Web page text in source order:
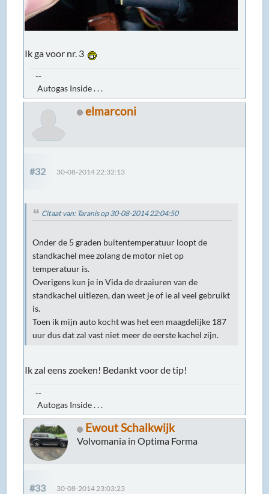
Ik ga voor nr. 3
--
Autogas Inside . . .
elmarconi
#32 30-08-2014 22:32:13
Citaat van: Taranis op 30-08-2014 22:04:50
Onder de 5 graden buitentemperatuur loopt de
standkachel mee zolang de motor niet op
temperatuur is.
Overigens kun je in Vida de draaiuren van de
standkachel uitlezen, dan weet je of ie al veel gebruikt
is.
Toen ik mijn auto kocht was het een maagdelijke 187
uur dus dat zal vast niet meer de eerste kachel zijn.
Ik zal eens zoeken! Bedankt voor de tip!
--
Autogas Inside . . .
Ewout Schalkwijk
Volvomania in Optima Forma
#33 30-08-2014 23:03:23